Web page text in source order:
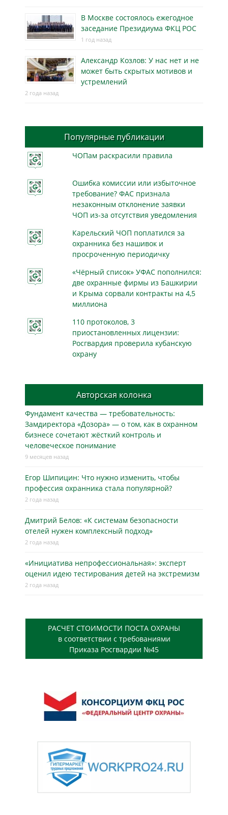
В Москве состоялось ежегодное
заседание Президиума ФКЦ РОС
1 год назад
Александр Козлов: У нас нет и не
может быть скрытых мотивов и
устремлений
2 года назад
Популярные публикации
ЧОПам раскрасили правила
Ошибка комиссии или избыточное
требование? ФАС признала
незаконным отклонение заявки
ЧОП из-за отсутствия уведомления
Карельский ЧОП поплатился за
охранника без нашивок и
просроченную периодичку
«Чёрный список» УФАС пополнился:
две охранные фирмы из Башкирии
и Крыма сорвали контракты на 4,5
миллиона
110 протоколов, 3
приостановленных лицензии:
Росгвардия проверила кубанскую
охрану
Авторская колонка
Фундамент качества — требовательность:
Замдиректора «Дозора» — о том, как в охранном
бизнесe сочетают жёсткий контроль и
человеческое понимание
9 месяцев назад
Егор Шипицин: Что нужно изменить, чтобы
профессия охранника стала популярной?
2 года назад
Дмитрий Белов: «К системам безопасности
отелей нужен комплексный подход»
2 года назад
«Инициатива непрофессиональная»: эксперт
оценил идею тестирования детей на экстремизм
2 года назад
РАСЧЕТ СТОИМОСТИ ПОСТА ОХРАНЫ
в соответствии с требованиями
Приказа Росгвардии №45